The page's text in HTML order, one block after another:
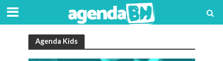
Agenda Kids